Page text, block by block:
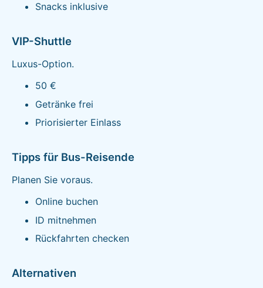
Snacks inklusive
VIP-Shuttle
Luxus-Option.
50 €
Getränke frei
Priorisierter Einlass
Tipps für Bus-Reisende
Planen Sie voraus.
Online buchen
ID mitnehmen
Rückfahrten checken
Alternativen